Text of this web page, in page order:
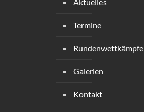
Termine
Rundenwettkämpfe
Galerien
Kontakt